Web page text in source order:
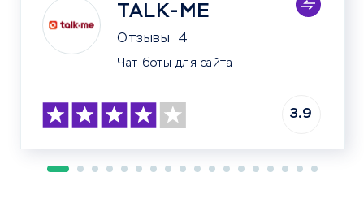
TALK-ME
Отзывы 4
Чат-боты для сайта
3.9